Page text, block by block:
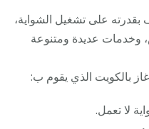
على تشغيل الشواية،
وخدمات عديدة ومتنوعة
بالكويت الذي يقوم ب:
لا تعمل.